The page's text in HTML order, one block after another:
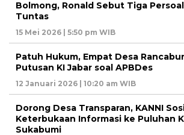
Bolmong, Ronald Sebut Tiga
Tuntas
15 Mei 2026 | 5:50 pm WIB
Patuh Hukum, Empat Desa
Putusan KI Jabar soal APBDes
12 Januari 2026 | 10:20 am WIB
Dorong Desa Transparan, KANNI
Keterbukaan Informasi ke Puluhan
Sukabumi